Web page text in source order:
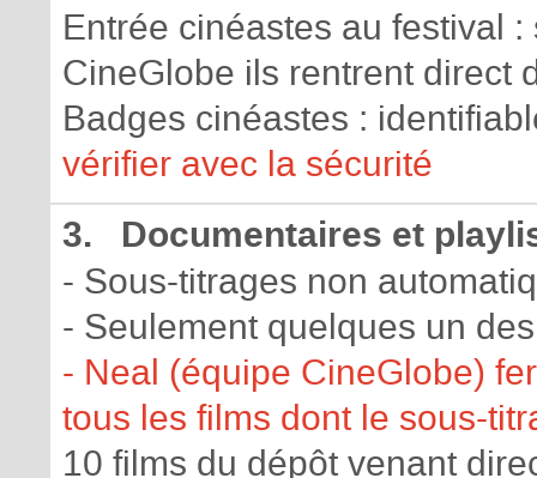
Entrée cinéastes au festival
CineGlobe ils rentrent direct
Badges cinéastes :
vérifier avec la sécurité
3. Documentaires et
- Sous-titrages non
- Seulement quelques un
- Neal (équipe CineGlobe)
tous les films dont le sous-
10 films du dépôt venant